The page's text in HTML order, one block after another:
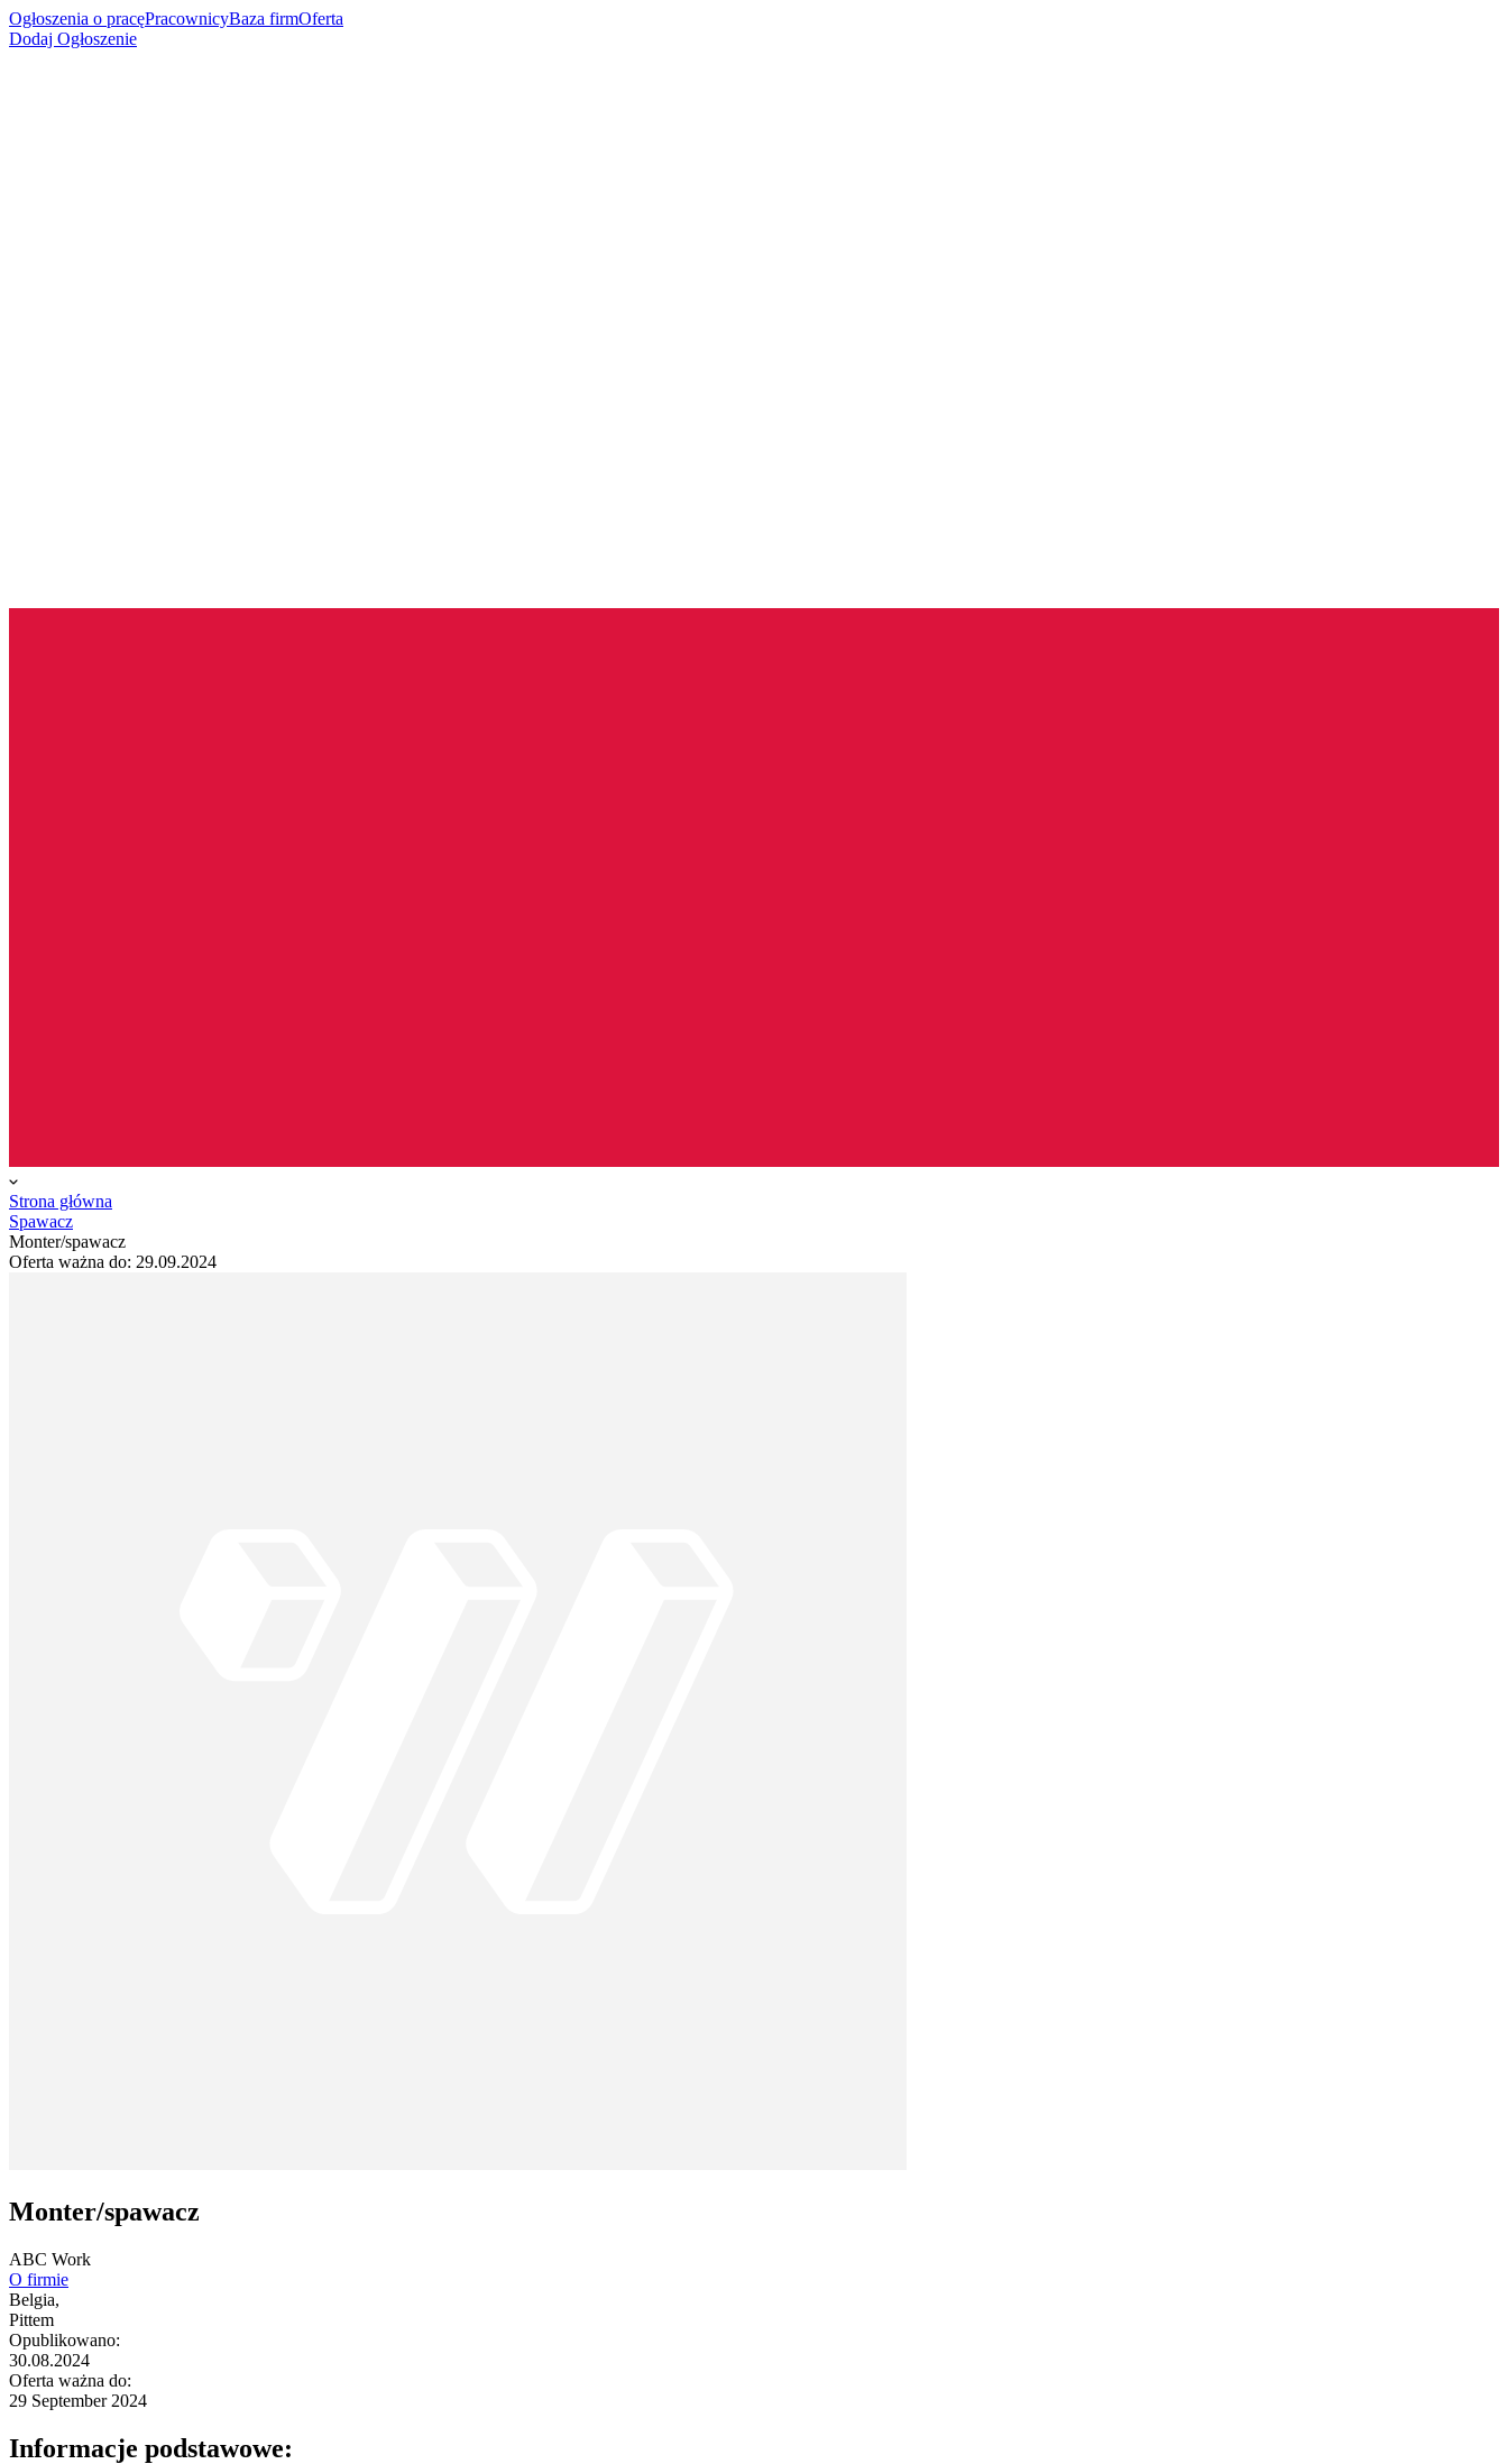
Ogłoszenia o pracęPracownicyBaza firmOferta
Dodaj Ogłoszenie
Strona główna
Spawacz
Monter/spawacz
Oferta ważna do: 29.09.2024
Monter/spawacz
ABC Work
O firmie
Belgia,
Pittem
Opublikowano:
30.08.2024
Oferta ważna do:
29 September 2024
Informacje podstawowe: